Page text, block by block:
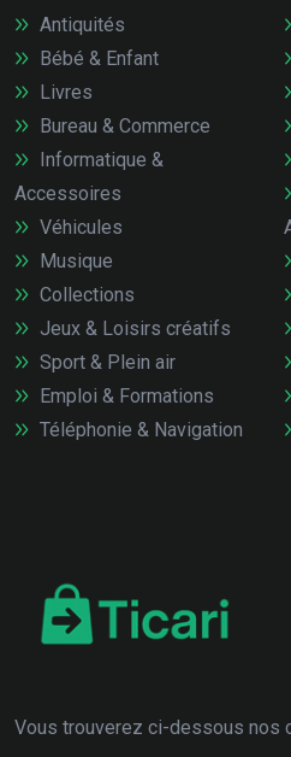
Antiquités
Bébé & Enfant
Livres
Bureau & Commerce
Informatique &
Accessoires
Véhicules
Musique
Collections
Jeux & Loisirs créatifs
Sport & Plein air
Emploi & Formations
Téléphonie & Navigation
Vous trouverez ci-dessous nos